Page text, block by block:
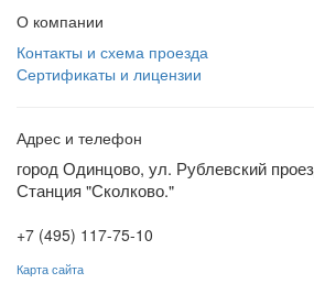
О компании
Контакты и схема проезда
Сертификаты и лицензии
Адрес и телефон
город Одинцово, ул. Рублевский
Станция "Сколково."
+7 (495) 117-75-10
Карта сайта